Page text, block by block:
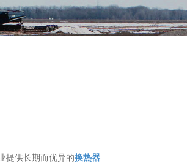
提供长期而优异的换热器